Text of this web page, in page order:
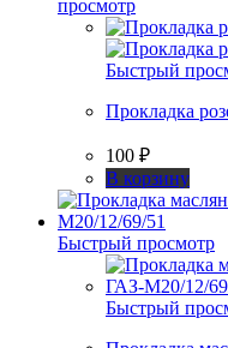
просмотр
Быстрый
Прокладка
100 ₽
В корзину
Быстрый просмотр
Быстрый